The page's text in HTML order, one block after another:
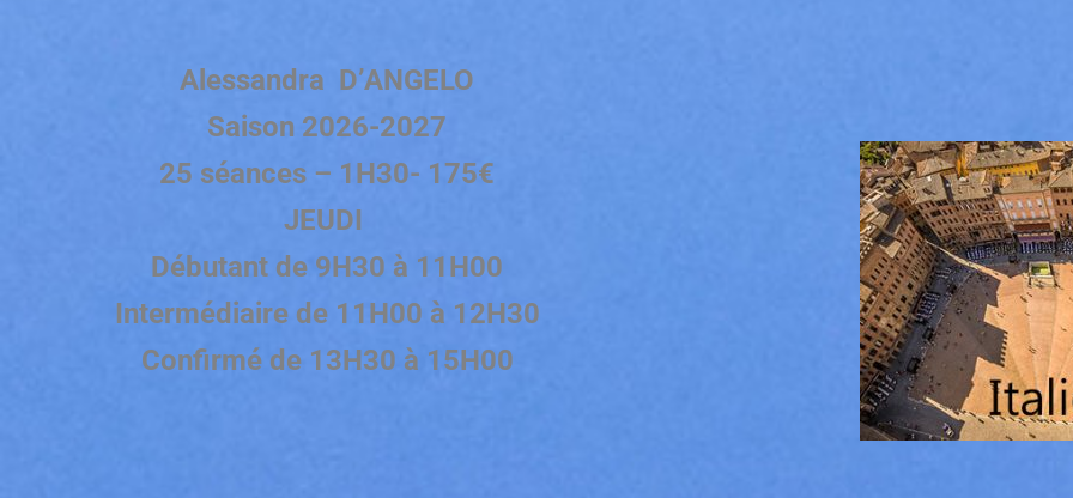
Alessandra D’ANGELO
Saison 2026-2027
25 séances – 1H30- 175€
JEUDI
Débutant de 9H30 à 11H00
Intermédiaire de 11H00 à 12H30
Confirmé de 13H30 à 15H00